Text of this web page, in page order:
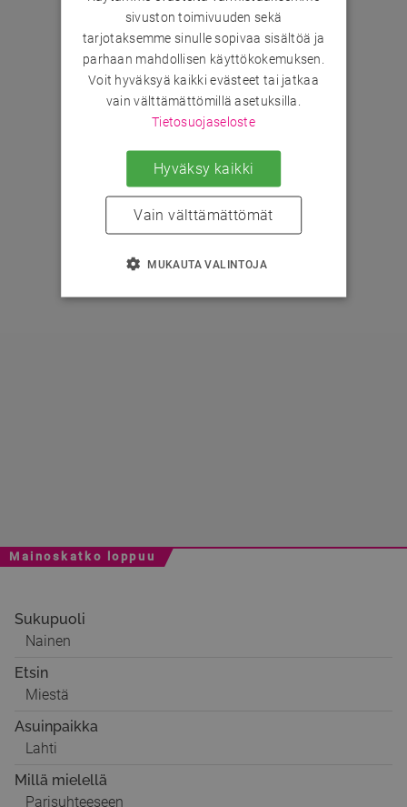
Mainoskatko loppuu
Sukupuoli
Nainen
Etsin
Miestä
Asuinpaikka
Lahti
Millä mielellä
Parisuhteeseen
sivuston toimivuuden sekä
tarjotaksemme sinulle sopivaa sisältöä ja
parhaan mahdollisen käyttökokemuksen.
Voit hyväksyä kaikki evästeet tai jatkaa
vain välttämättömillä asetuksilla.
Tietosuojaseloste
Hyväksy kaikki
Vain välttämättömät
MUKAUTA VALINTOJA